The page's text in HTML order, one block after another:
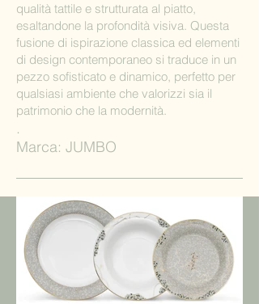
qualità tattile e strutturata al piatto,
esaltandone la profondità visiva. Questa
fusione di ispirazione classica ed elementi
di design contemporaneo si traduce in un
pezzo sofisticato e dinamico, perfetto per
qualsiasi ambiente che valorizzi sia il
patrimonio che la modernità.
.
Marca: JUMBO